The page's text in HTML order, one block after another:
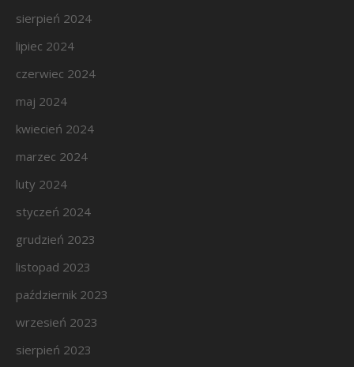
sierpień 2024
lipiec 2024
czerwiec 2024
maj 2024
kwiecień 2024
marzec 2024
luty 2024
styczeń 2024
grudzień 2023
listopad 2023
październik 2023
wrzesień 2023
sierpień 2023